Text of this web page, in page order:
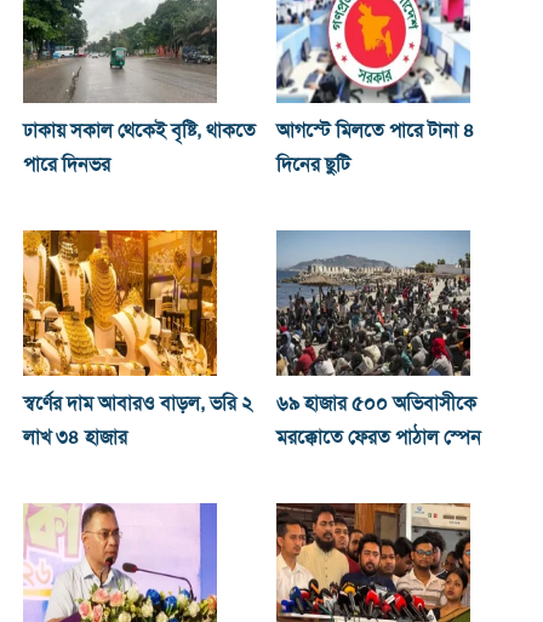
ঢাকায় সকাল থেকেই বৃষ্টি, থাকতে
পারে দিনভর
আগস্টে মিলতে পারে টানা ৪
দিনের ছুটি
স্বর্ণের দাম আবারও বাড়ল, ভরি ২
লাখ ৩৪ হাজার
৬৯ হাজার ৫০০ অভিবাসীকে
মরক্কোতে ফেরত পাঠাল স্পেন